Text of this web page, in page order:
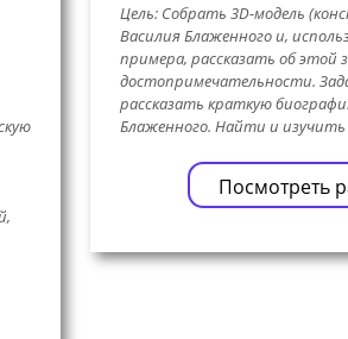
Цель: Собрать 3D-модель
Василия Блаженного и,
примера, рассказать об этой
достопримечательности.
рассказать краткую
Блаженного. Найти и
Посмотреть